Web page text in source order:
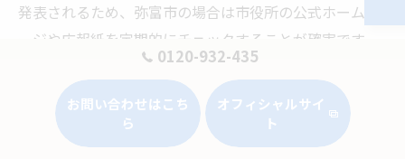
発表されるため、弥富市の場合は市役所の公式ホームペ
ージや広報紙を定期的にチェックすることが確実です。
多くの場合、受付開始から予算上限に達すると早期終了
するため、見逃しを防ぐには事前の情報収集が不可欠で
0120-932-435
お問い合わせはこち
ら
オフィシャルサイ
ト